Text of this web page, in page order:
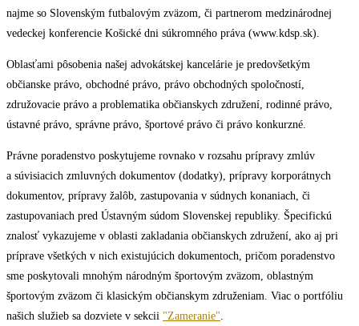
najme so Slovenským futbalovým zväzom, či partnerom medzinárodnej
vedeckej konferencie Košické dni súkromného práva (www.kdsp.sk).
Oblasťami pôsobenia našej advokátskej kancelárie je predovšetkým
občianske právo, obchodné právo, právo obchodných spoločností,
združovacie právo a problematika občianskych združení, rodinné právo,
ústavné právo, správne právo, športové právo či právo konkurzné.
Právne poradenstvo poskytujeme rovnako v rozsahu prípravy zmlúv
a súvisiacich zmluvných dokumentov (dodatky), prípravy korporátnych
dokumentov, prípravy žalôb, zastupovania v súdnych konaniach, či
zastupovaniach pred Ústavným súdom Slovenskej republiky. Špecifickú
znalosť vykazujeme v oblasti zakladania občianskych združení, ako aj pri
príprave všetkých v nich existujúcich dokumentoch, pričom poradenstvo
sme poskytovali mnohým národným športovým zväzom, oblastným
športovým zväzom či klasickým občianskym združeniam. Viac o portfóliu
našich služieb sa dozviete v sekcii "Zameranie".